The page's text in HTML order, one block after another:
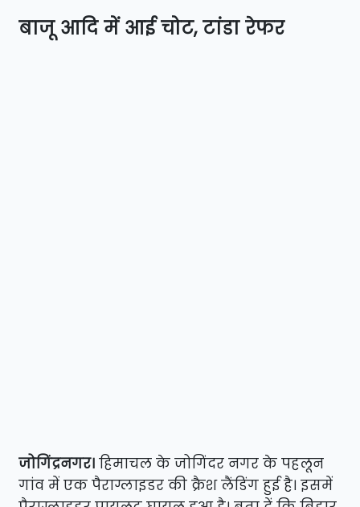
बाजू आदि में आई चोट, टांडा रेफर
जोगिंद्रनगर।हिमाचल के जोगिंदर नगर के पहलून
गांव में एक पैराग्लाइडर की क्रैश लैंडिंग हुई है। इसमें